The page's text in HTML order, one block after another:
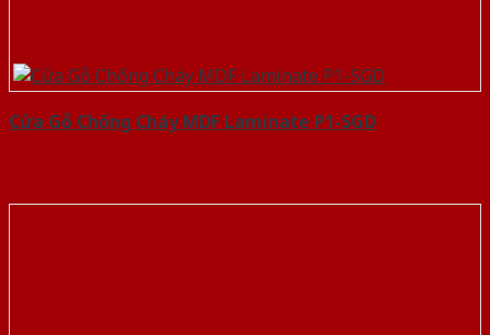
Cửa Gỗ Chống Cháy MDF Laminate P1-SGD